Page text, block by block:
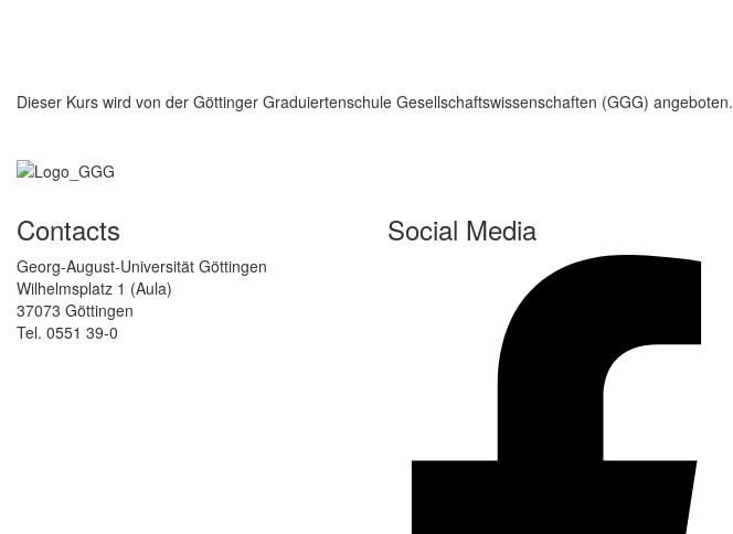
Dieser Kurs wird von der Göttinger Graduiertenschule Gesellschaftswissenschaften (GGG) angeboten.
Contacts
Georg-August-Universität Göttingen
Wilhelmsplatz 1 (Aula)
37073 Göttingen
Tel. 0551 39-0
Social Media